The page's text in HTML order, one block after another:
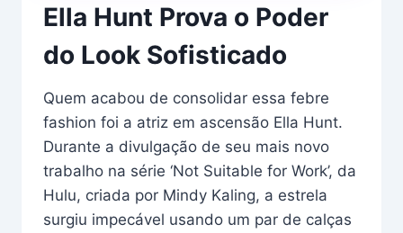
Ella Hunt Prova o Poder
do Look Sofisticado
Quem acabou de consolidar essa febre
fashion foi a atriz em ascensão Ella Hunt.
Durante a divulgação de seu mais novo
trabalho na série ‘Not Suitable for Work’, da
Hulu, criada por Mindy Kaling, a estrela
surgiu impecável usando um par de calças